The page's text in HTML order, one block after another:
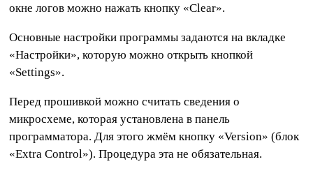
окне логов можно нажать кнопку «Clear».
Основные настройки программы задаются на вкладке
«Настройки», которую можно открыть кнопкой
«Settings».
Перед прошивкой можно считать сведения о
микросхеме, которая установлена в панель
программатора. Для этого жмём кнопку «Version» (блок
«Extra Control»). Процедура эта не обязательная.